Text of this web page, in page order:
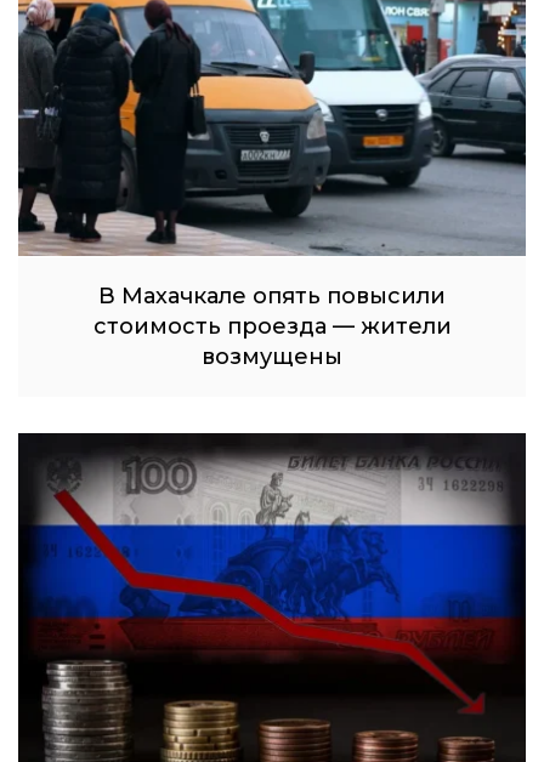
В Махачкале опять повысили
стоимость проезда — жители
возмущены